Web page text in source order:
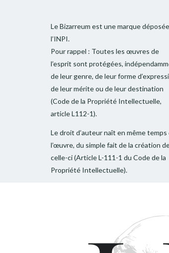
Le Bizarreum est une marque
l’INPI.
Pour rappel : Toutes les œuvres de
l’esprit sont protégées,
de leur genre, de leur forme
de leur mérite ou de leur destination
(Code de la Propriété Intellectuelle,
article L112-1).
Le droit d’auteur naît en même temps
l’œuvre, du simple fait de la création
celle-ci (Article L-111-1 du Code de la
Propriété Intellectuelle).